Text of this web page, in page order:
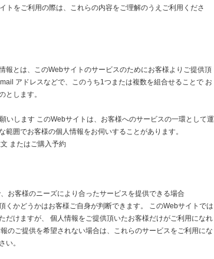
トをご利用の際は、これらの内容をご理解のうえご利用くださ
報とは、このWebサイトのサービスのためにお客様よりご提供頂
アドレスなどで、このうち1つまたは複数を組合せることで お
とします。
いします このWebサイトは、お客様へのサービスの一環として運
囲でお客様の個人情報をお伺いすることがあります。
またはご購入予約
お客様のニーズにより合ったサービスを提供できる場合
くかどうかはお客様ご自身が判断できます。 このWebサイトでは
だけますが、 個人情報をご提供頂いたお客様だけがご利用になれ
のご提供を希望されない場合は、これらのサービスをご利用にな
い。